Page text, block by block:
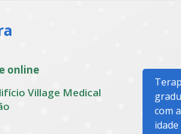
online
Village Medical
com